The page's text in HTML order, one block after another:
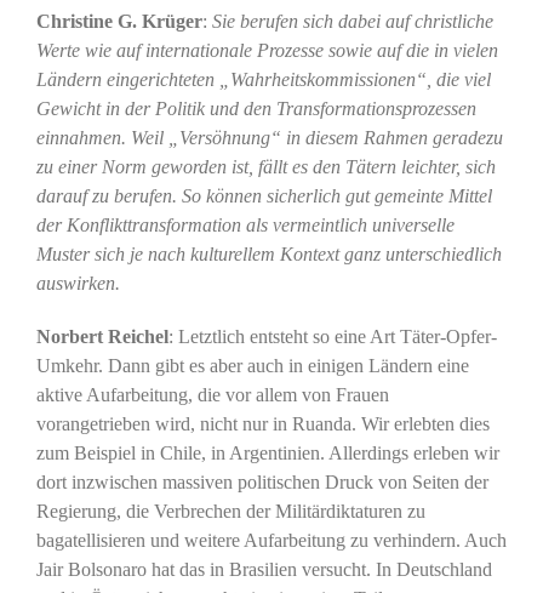
Christine G. Krüger: Sie berufen sich dabei auf christliche
Werte wie auf internationale Prozesse sowie auf die in vielen
Ländern eingerichteten „Wahrheitskommissionen“, die viel
Gewicht in der Politik und den Transformationsprozessen
einnahmen. Weil „Versöhnung“ in diesem Rahmen geradezu
zu einer Norm geworden ist, fällt es den Tätern leichter, sich
darauf zu berufen. So können sicherlich gut gemeinte Mittel
der Konflikttransformation als vermeintlich universelle
Muster sich je nach kulturellem Kontext ganz unterschiedlich
auswirken.
Norbert Reichel: Letztlich entsteht so eine Art Täter-Opfer-
Umkehr. Dann gibt es aber auch in einigen Ländern eine
aktive Aufarbeitung, die vor allem von Frauen
vorangetrieben wird, nicht nur in Ruanda. Wir erlebten dies
zum Beispiel in Chile, in Argentinien. Allerdings erleben wir
dort inzwischen massiven politischen Druck von Seiten der
Regierung, die Verbrechen der Militärdiktaturen zu
bagatellisieren und weitere Aufarbeitung zu verhindern. Auch
Jair Bolsonaro hat das in Brasilien versucht. In Deutschland